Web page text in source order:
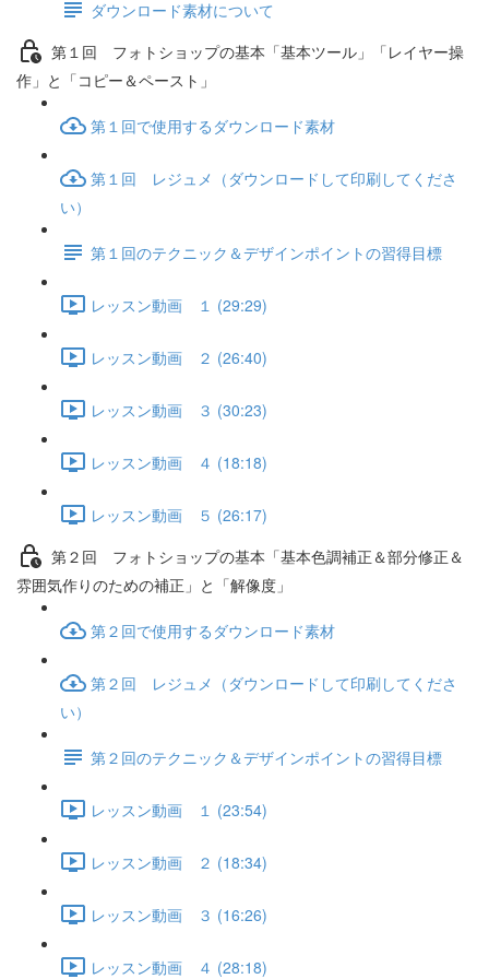
ダウンロード素材について
第１回 フォトショップの基本「基本ツール」「レイヤー操
作」と「コピー＆ペースト」
第１回で使用するダウンロード素材
第１回 レジュメ（ダウンロードして印刷してくださ
い）
第１回のテクニック＆デザインポイントの習得目標
レッスン動画 １ (29:29)
レッスン動画 ２ (26:40)
レッスン動画 ３ (30:23)
レッスン動画 ４ (18:18)
レッスン動画 ５ (26:17)
第２回 フォトショップの基本「基本色調補正＆部分修正＆
雰囲気作りのための補正」と「解像度」
第２回で使用するダウンロード素材
第２回 レジュメ（ダウンロードして印刷してくださ
い）
第２回のテクニック＆デザインポイントの習得目標
レッスン動画 １ (23:54)
レッスン動画 ２ (18:34)
レッスン動画 ３ (16:26)
レッスン動画 ４ (28:18)